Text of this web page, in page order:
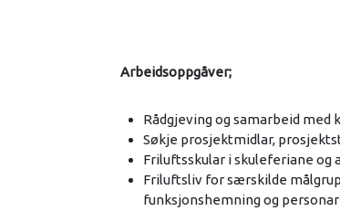
Arbeidsoppgåver;
Rådgjeving og samarbeid
Søkje prosjektmidlar,
Friluftsskular i skuleferiane og
Friluftsliv for særskilde
funksjonshemning og